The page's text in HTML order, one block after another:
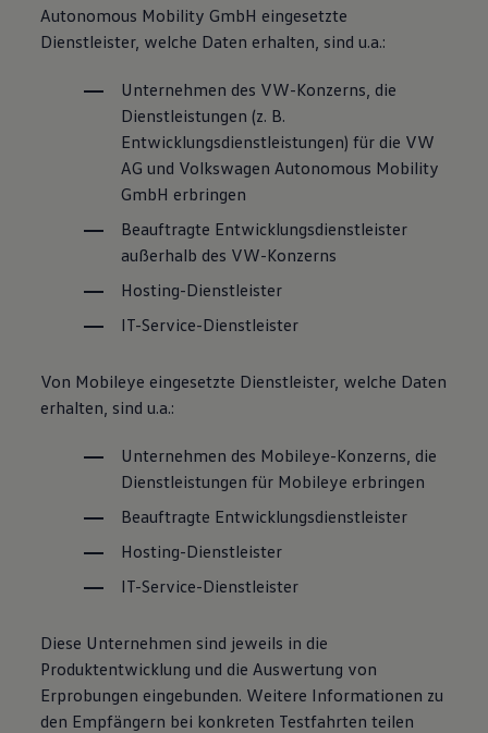
Autonomous Mobility GmbH eingesetzte
Dienstleister, welche Daten erhalten, sind u.a.:
Unternehmen des VW-Konzerns, die
Dienstleistungen(z. B.
Entwicklungsdienstleistungen) für die VW
AG und Volkswagen Autonomous Mobility
GmbH erbringen
Beauftragte Entwicklungsdienstleister
außerhalb des VW-Konzerns
Hosting-Dienstleister
IT-Service-Dienstleister
Von Mobileye eingesetzte Dienstleister, welche Daten
erhalten, sind u.a.:
Unternehmen des Mobileye-Konzerns, die
Dienstleistungen für Mobileye erbringen
Beauftragte Entwicklungsdienstleister
Hosting-Dienstleister
IT-Service-Dienstleister
Diese Unternehmen sind jeweils in die
Produktentwicklung und die Auswertung von
Erprobungen eingebunden. Weitere Informationen zu
den Empfängern bei konkreten Testfahrten teilen